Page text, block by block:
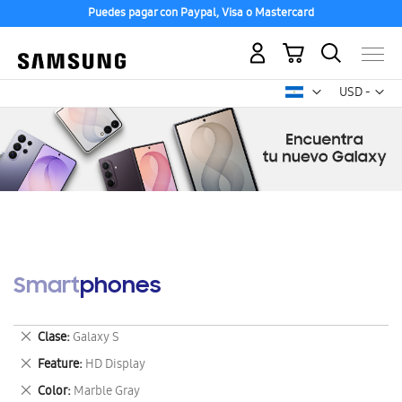
Puedes pagar con Paypal, Visa o Mastercard
USD -
dólar
Mi carrito
Smartphones
Clase Galaxy S
Eliminar
este
artículo
Feature HD Display
Eliminar
este
Color Marble Gray
Eliminar